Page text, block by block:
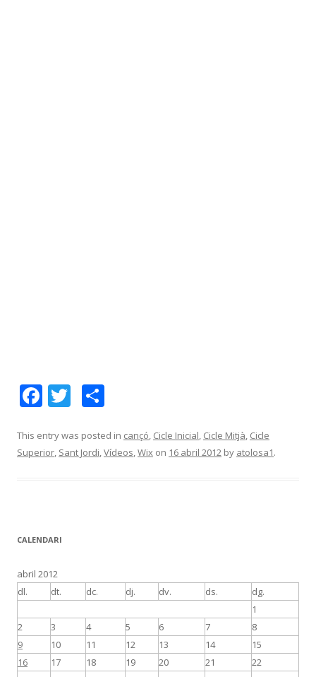
F
e
b
k
T
itt
er
m
p
This entry was posted in cançó, Cicle Inicial, Cicle Mitjà, Cicle
Superior, Sant Jordi,Vídeos,Wix on 16 abril 2012 by atolosa1.
CALENDARI
abril 2012
dl.
dt. dc. dj. dv. ds.
dg.
1
2
3 4 5 6 7
8
9
10 11 12 13 14
15
16
17 18 19 20 21
22